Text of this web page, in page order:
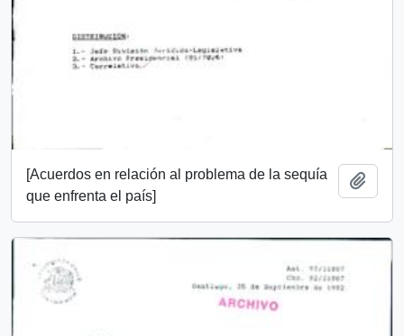
[Acuerdos en relación al problema de la sequía
que enfrenta el país]